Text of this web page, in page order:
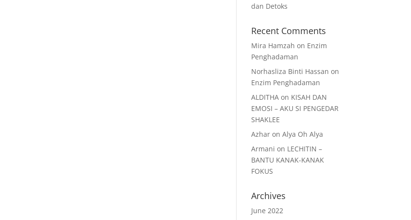
dan Detoks
Recent Comments
Mira Hamzah on Enzim
Penghadaman
Norhasliza Binti Hassan on
Enzim Penghadaman
ALDITHA on KISAH DAN
EMOSI – AKU SI PENGEDAR
SHAKLEE
Azhar onAlya Oh Alya
Armani on LECHITIN –
BANTU KANAK-KANAK
FOKUS
Archives
June 2022